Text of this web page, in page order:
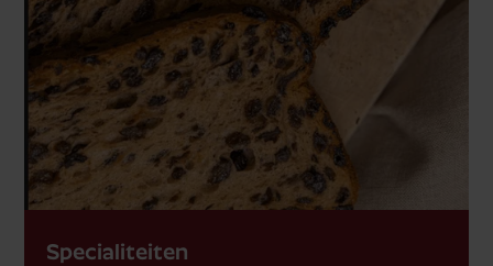
Specialiteiten